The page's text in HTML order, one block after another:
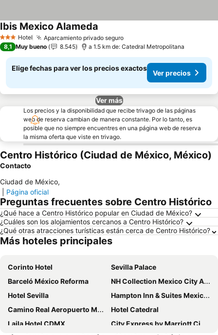
3 Estrellas
Hotel Aparcamiento privado seguro
Ibis Mexico Alameda
8,1 Muy bueno 8.545 a 1.5 km de: Catedral Metropolitana
Elige fechas para ver los precios exactos
Ver precios
Ver más
Los precios y la disponibilidad que recibe trivago de las páginas
web de reserva cambian de manera constante. Por lo tanto, es
posible que no siempre encuentres en una página web de reserva
la misma oferta que viste en trivago.
Centro Histórico (Ciudad de México, México)
Contacto
Ciudad de México,
Página oficial
Preguntas frecuentes sobre Centro Histórico
¿Qué hace a Centro Histórico popular en Ciudad de México?
¿Cuáles son los alojamientos cercanos a Centro Histórico?
¿Qué otras atracciones turísticas están cerca de Centro Histórico?
Más hoteles principales
Corinto Hotel
Sevilla Palace
Barceló México Reforma
NH Collection Mexico City Airport T2
Hotel Sevilla
Hampton Inn & Suites Mexico City - Centro Historico
Camino Real Aeropuerto Mexico
Hotel Catedral
Laila Hotel CDMX
City Express by Marriott Ciudad De Mexico Alameda